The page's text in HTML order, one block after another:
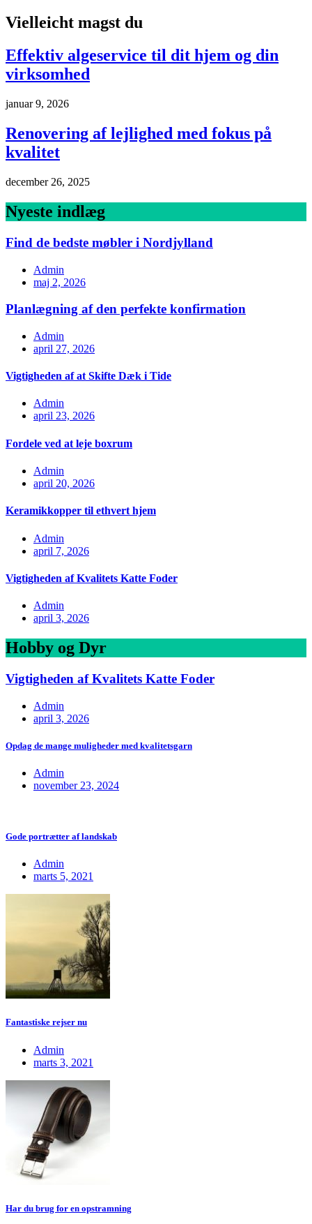
Vielleicht magst du
Effektiv algeservice til dit hjem og din
virksomhed
januar 9, 2026
Renovering af lejlighed med fokus på
kvalitet
december 26, 2025
Nyeste indlæg
Find de bedste møbler i Nordjylland
Admin
maj 2, 2026
Planlægning af den perfekte konfirmation
Admin
april 27, 2026
Vigtigheden af at Skifte Dæk i Tide
Admin
april 23, 2026
Fordele ved at leje boxrum
Admin
april 20, 2026
Keramikkopper til ethvert hjem
Admin
april 7, 2026
Vigtigheden af Kvalitets Katte Foder
Admin
april 3, 2026
Hobby og Dyr
Vigtigheden af Kvalitets Katte Foder
Admin
april 3, 2026
Opdag de mange muligheder med kvalitetsgarn
Admin
november 23, 2024
Gode portrætter af landskab
Admin
marts 5, 2021
Fantastiske rejser nu
Admin
marts 3, 2021
Har du brug for en opstramning